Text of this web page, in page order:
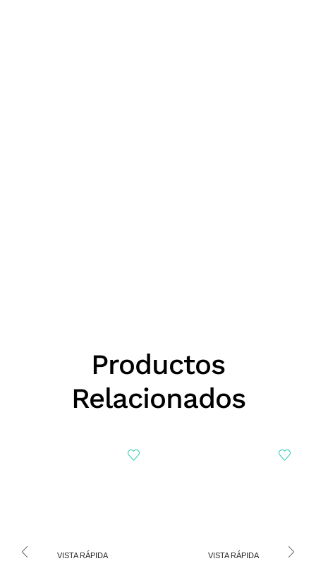
Productos
Relacionados
VISTA RÁPIDA VISTA RÁPIDA